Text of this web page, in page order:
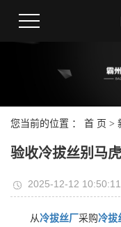
您当前的位置 ： 首 页 >
验收冷拔丝别马
2025-12-12 10:50:11
从冷拔丝厂 采购冷拔